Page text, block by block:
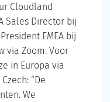
Cloudland
Sales Director bij
EMEA bij
via Zoom. Voor
in Europa via
“De
We